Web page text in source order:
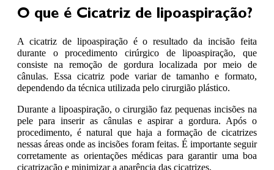
O que é Cicatriz de lipoaspiração?
A cicatriz de lipoaspiração é o resultado da incisão feita
durante o procedimento cirúrgico de lipoaspiração, que
consiste na remoção de gordura localizada por meio de
cânulas. Essa cicatriz pode variar de tamanho e formato,
dependendo da técnica utilizada pelo cirurgião plástico.
Durante a lipoaspiração, o cirurgião faz pequenas incisões na
pele para inserir as cânulas e aspirar a gordura. Após o
procedimento, é natural que haja a formação de cicatrizes
nessas áreas onde as incisões foram feitas. É importante seguir
corretamente as orientações médicas para garantir uma boa
cicatrização e minimizar a aparência das cicatrizes.